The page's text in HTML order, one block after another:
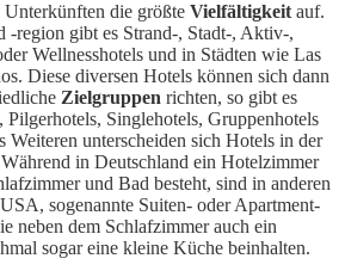
die größte Vielfältigkeitauf.
-region gibt es Strand-, Stadt-, Aktiv-,
Wellnesshotels und in Städten wie Las
Diese diversen Hotels können sich dann
Zielgruppen richten, so gibt es
Pilgerhotels, Singlehotels, Gruppenhotels
Weiteren unterscheiden sich Hotels in der
in Deutschland ein Hotelzimmer
und Bad besteht, sind in anderen
sogenannte Suiten- oder Apartment-
neben dem Schlafzimmer auch ein
sogar eine kleine Küche beinhalten.